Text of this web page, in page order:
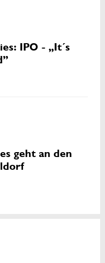
IPO - „It´s
geht an den